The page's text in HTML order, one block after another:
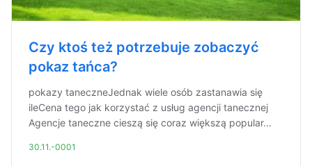
Czy ktoś też potrzebuje zobaczyć
pokaz tańca?
pokazy taneczneJednak wiele osób zastanawia się
ileCena tego jak korzystać z usług agencji tanecznej
Agencje taneczne cieszą się coraz większą popular...
30.11.-0001